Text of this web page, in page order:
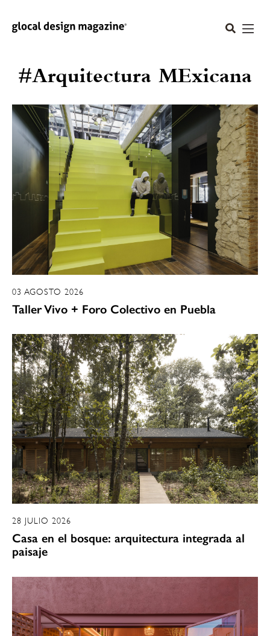
#Arquitectura MExicana
03 AGOSTO 2026
Taller Vivo + Foro Colectivo en Puebla
28 JULIO 2026
Casa en el bosque: arquitectura integrada al
paisaje